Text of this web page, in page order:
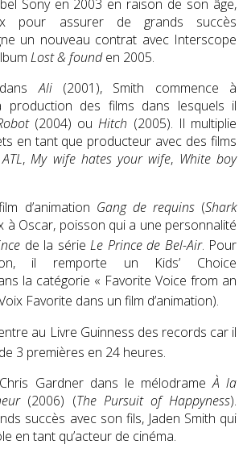
Sony en 2003 en raison de son âge,
pour assurer de grands succès
un nouveau contrat avec Interscope
Lost & founden 2005.
Ali (2001), Smith commence à
production des films dans lesquels il
(2004) ouHitch (2005). Il multiplie
en tant que producteur avec des films
ATL,My wife hates your wife, White boy
d’animation Gang de requins(Shark
à Oscar, poisson qui a une personnalité
de la sérieLe Prince de Bel-Air. Pour
il remporte un Kids’ Choice
la catégorie « Favorite Voice from an
Favorite dans un film d’animation).
au Livre Guinness des records car il
3 premières en 24 heures.
Gardner dans le mélodrameÀ la
(2006) (The Pursuit of Happyness).
succès avec son fils, Jaden Smith qui
en tant qu’acteur de cinéma.